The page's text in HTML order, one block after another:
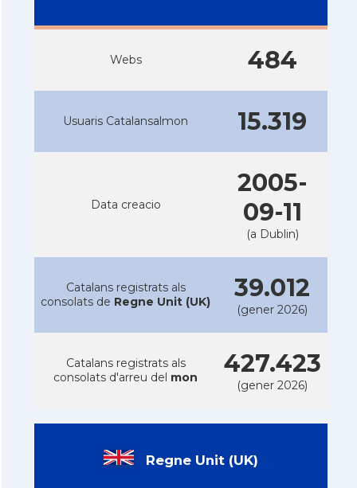
Webs 484
Usuaris Catalansalmon 15.319
Data creacio
2005-
09-11
(a Dublin)
Catalans registrats als
consolats de Regne Unit (UK) 39.012
(gener 2026)
Catalans registrats als
consolats d'arreu del mon 427.423
(gener 2026)
Regne Unit (UK)